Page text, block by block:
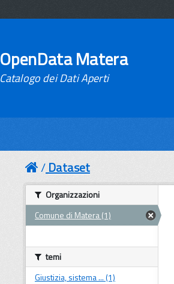
OpenData Matera
Catalogo dei Dati Aperti
Dataset
Organizzazioni
Comune di Matera (1)
temi
Giustizia, sistema ... (1)